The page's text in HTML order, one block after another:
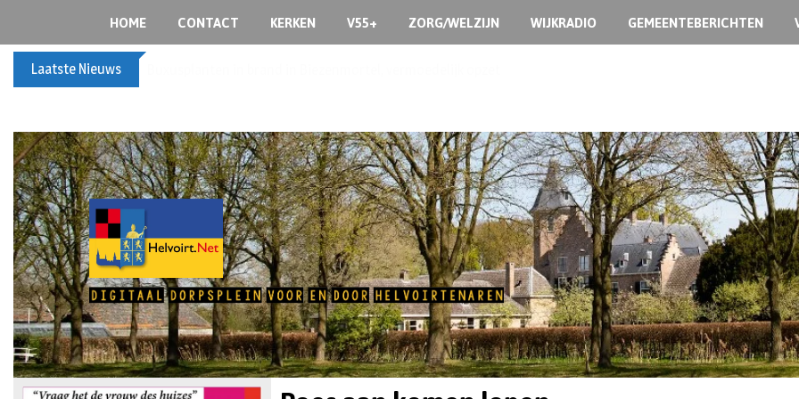
HOME CONTACT KERKEN V55+ ZORG/WELZIJN WIJKRADIO GEMEENTEBERICHTEN
Laatste Nieuws